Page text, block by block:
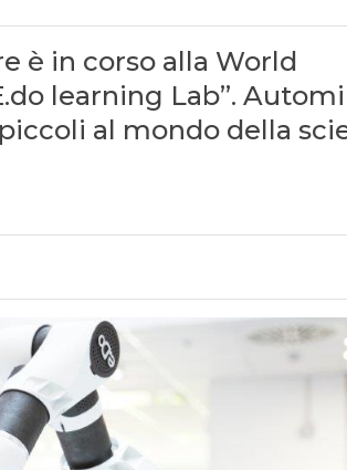
è in corso alla World
learning Lab”.
al mondo della